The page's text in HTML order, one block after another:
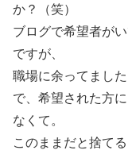
か？（笑）
ブログで希望者が
ですが、
職場に余ってました
で、希望された方
なくて。
このままだと捨て